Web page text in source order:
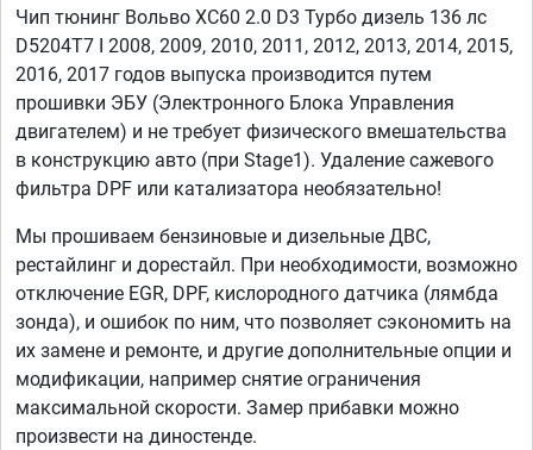
Чип тюнинг Вольво ХС60 2.0 D3 Турбо дизель 136 лс
D5204T7 I 2008, 2009, 2010, 2011, 2012, 2013, 2014, 2015,
2016, 2017 годов выпуска производится путем
прошивки ЭБУ (Электронного Блока Управления
двигателем) и не требует физического вмешательства
в конструкцию авто (при Stage1). Удаление сажевого
фильтра DPF или катализатора необязательно!
Мы прошиваем бензиновые и дизельные ДВС,
рестайлинг и дорестайл. При необходимости, возможно
отключение EGR, DPF, кислородного датчика (лямбда
зонда), и ошибок по ним, что позволяет сэкономить на
их замене и ремонте, и другие дополнительные опции и
модификации, например снятие ограничения
максимальной скорости. Замер прибавки можно
произвести на диностенде.